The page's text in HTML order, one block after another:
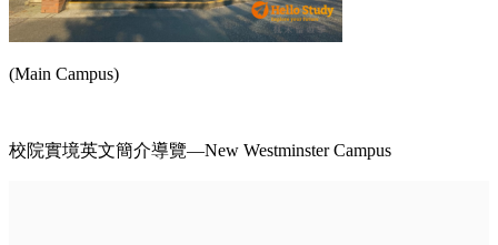
(Main Campus)
校院實境英文簡介導覽—New Westminster Campus